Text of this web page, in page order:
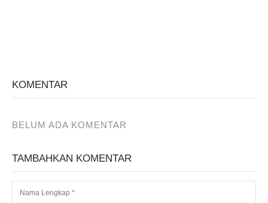
KOMENTAR
BELUM ADA KOMENTAR
TAMBAHKAN KOMENTAR